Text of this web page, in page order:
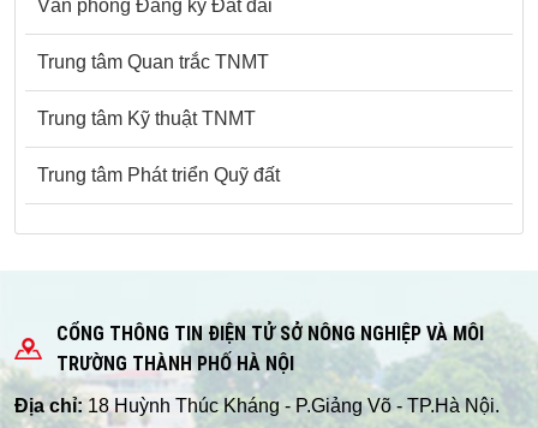
Văn phòng Đăng ký Đất đai
Trung tâm Quan trắc TNMT
Trung tâm Kỹ thuật TNMT
Trung tâm Phát triển Quỹ đất
CỔNG THÔNG TIN ĐIỆN TỬ SỞ NÔNG NGHIỆP VÀ MÔI
TRƯỜNG THÀNH PHỐ HÀ NỘI
Địa chỉ: 18 Huỳnh Thúc Kháng - P.Giảng Võ - TP.Hà Nội.